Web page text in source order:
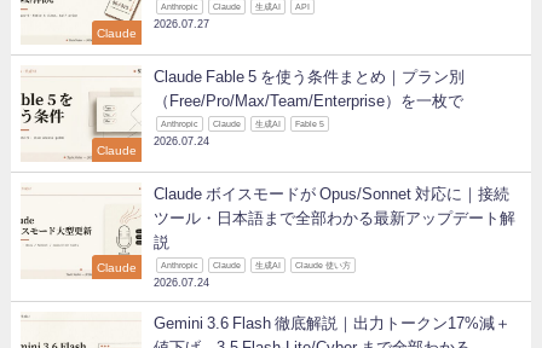
Claude
Anthropic Claude 生成AI API
2026.07.27
Claude
Claude Fable 5 を使う条件まとめ｜プラン別
（Free/Pro/Max/Team/Enterprise）を一枚で
Anthropic Claude 生成AI Fable 5
2026.07.24
Claude
Claude ボイスモードが Opus/Sonnet 対応に｜接続
ツール・日本語まで全部わかる最新アップデート解
説
Anthropic Claude 生成AI Claude 使い方
2026.07.24
Gemini 3.6 Flash 徹底解説｜出力トークン17%減＋